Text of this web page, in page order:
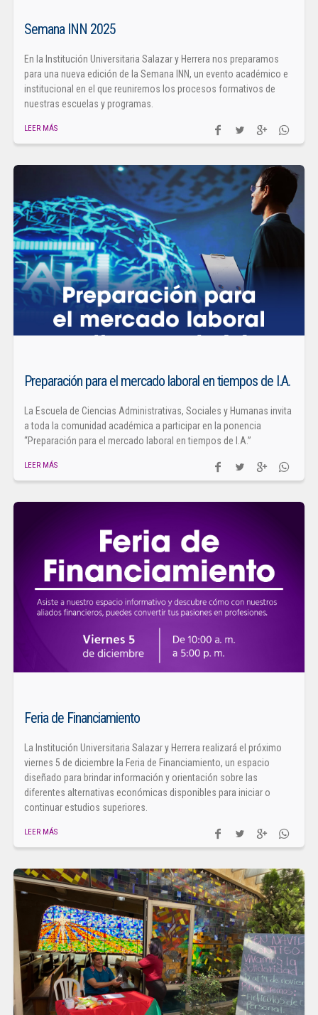
Semana INN 2025
En la Institución Universitaria Salazar y Herrera nos preparamos
para una nueva edición de la Semana INN, un evento académico e
institucional en el que reuniremos los procesos formativos de
nuestras escuelas y programas.
LEER MÁS
Preparación para el mercado laboral en tiempos de I.A.
La Escuela de Ciencias Administrativas, Sociales y Humanas invita
a toda la comunidad académica a participar en la ponencia
“Preparación para el mercado laboral en tiempos de I.A.”
LEER MÁS
Feria de Financiamiento
La Institución Universitaria Salazar y Herrera realizará el próximo
viernes 5 de diciembre la Feria de Financiamiento, un espacio
diseñado para brindar información y orientación sobre las
diferentes alternativas económicas disponibles para iniciar o
continuar estudios superiores.
LEER MÁS